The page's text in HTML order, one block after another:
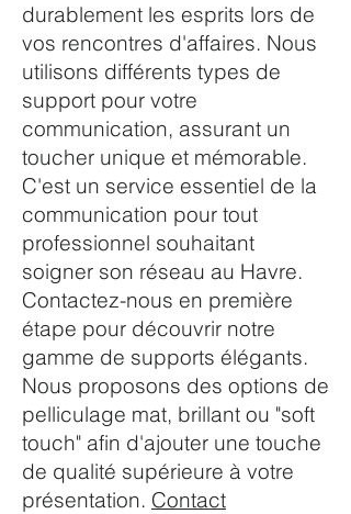
durablement les esprits lors de
vos rencontres d'affaires. Nous
utilisons différents types de
support pour votre
communication, assurant un
toucher unique et mémorable.
C'est un service essentiel de la
communication pour tout
professionnel souhaitant
soigner son réseau au Havre.
Contactez-nous en première
étape pour découvrir notre
gamme de supports élégants.
Nous proposons des options de
pelliculage mat, brillant ou "soft
touch" afin d'ajouter une touche
de qualité supérieure à votre
présentation. Contact